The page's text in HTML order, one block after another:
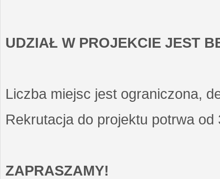
UDZIAŁ W PROJEKCIE JEST
Liczba miejsc jest ograniczona,
Rekrutacja do projektu potrwa
ZAPRASZAMY!